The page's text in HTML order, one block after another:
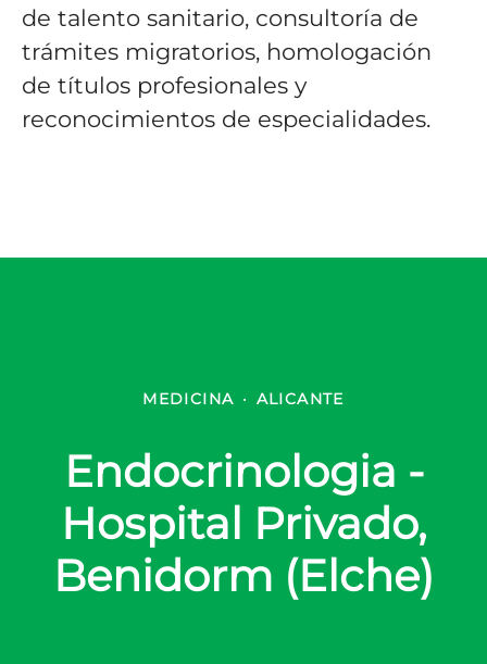
de talento sanitario, consultoría de
trámites migratorios, homologación
de títulos profesionales y
reconocimientos de especialidades.
MEDICINA · ALICANTE
Endocrinologia -
Hospital Privado,
Benidorm (Elche)